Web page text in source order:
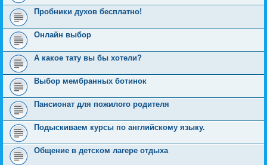
Пробники духов бесплатно!
Онлайн выбор
А какое тату вы бы хотели?
Выбор мембранных ботинок
Пансионат для пожилого родителя
Подыскиваем курсы по английскому языку.
Общение в детском лагере отдыха